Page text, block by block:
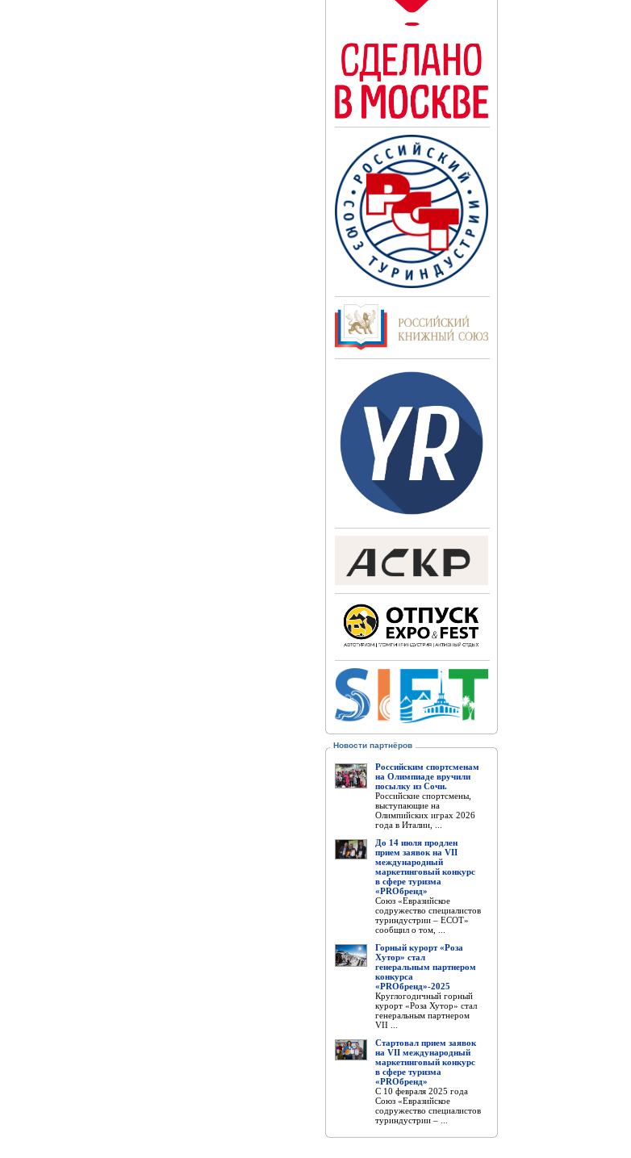
Новости партнёров
Российским спортсменам
на Олимпиаде вручили
посылку из Сочи.
Российские спортсмены,
выступающие на
Олимпийских играх 2026
года в Италии, ...
До 14 июля продлен
прием заявок на VII
международный
маркетинговый конкурс
в сфере туризма
«PROбренд»
Союз «Евразийское
содружество специалистов
туриндустрии – ЕСОТ»
сообщил о том, ...
Горный курорт «Роза
Хутор» стал
генеральным партнером
конкурса
«PROбренд»-2025
Круглогодичный горный
курорт «Роза Хутор» стал
генеральным партнером
VII ...
Стартовал прием заявок
на VII международный
маркетинговый конкурс
в сфере туризма
«PROбренд»
С 10 февраля 2025 года
Союз «Евразийское
содружество специалистов
туриндустрии – ...